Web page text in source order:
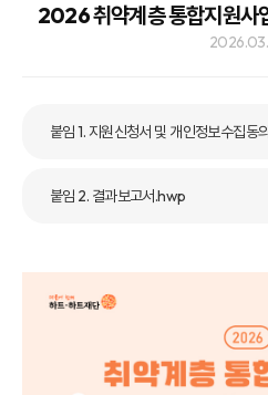
2026 취약계층 통합지원사
붙임 1. 지원신청서 및 개인정보수집동
붙임 2. 결과보고서.hwp